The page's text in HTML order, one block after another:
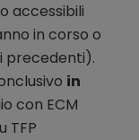
accessibili
in corso o
precedenti).
in
con ECM
TFP